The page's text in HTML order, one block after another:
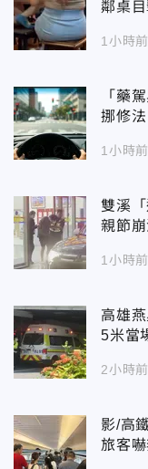
鄰桌
1小時前
「藥
挪修法
1小時前
雙溪
親節
1小時前
高雄
5米當
2小時前
影/高
旅客